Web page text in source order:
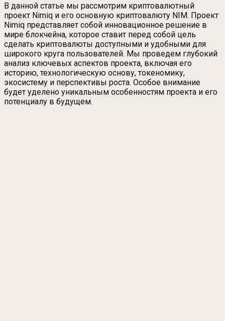
В данной статье мы рассмотрим криптовалютный
проект Nimiq и его основную криптовалюту NIM. Проект
Nimiq представляет собой инновационное решение в
мире блокчейна, которое ставит перед собой цель
сделать криптовалюты доступными и удобными для
широкого круга пользователей. Мы проведем глубокий
анализ ключевых аспектов проекта, включая его
историю, технологическую основу, токеномику,
экосистему и перспективы роста. Особое внимание
будет уделено уникальным особенностям проекта и его
потенциалу в будущем.